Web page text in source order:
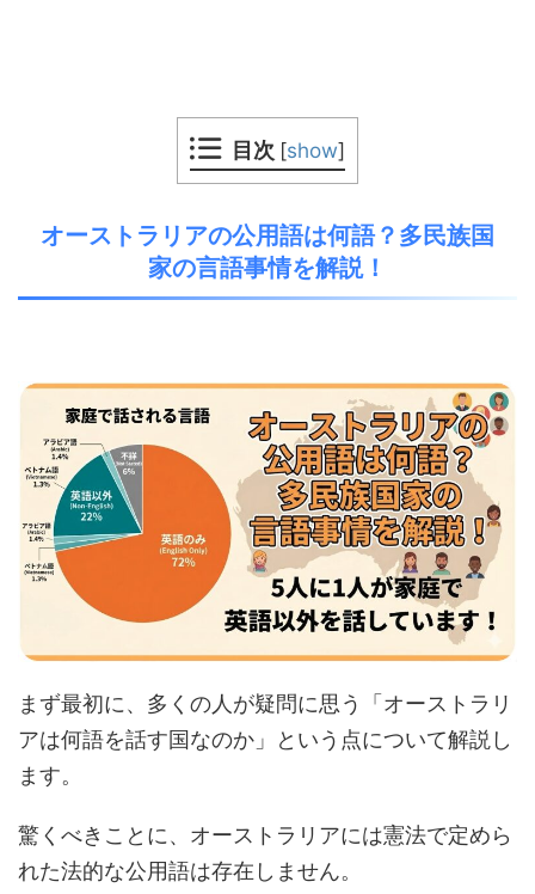
目次 [show]
オーストラリアの公用語は何語？多民族国
家の言語事情を解説！
まず最初に、多くの人が疑問に思う「オーストラリ
アは何語を話す国なのか」という点について解説し
ます。
驚くべきことに、オーストラリアには憲法で定めら
れた法的な公用語は存在しません。